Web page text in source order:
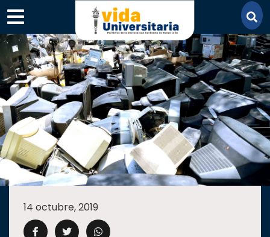
×
SECCIONES
ACADEMIA
CAMPUS UANL
14 octubre, 2019